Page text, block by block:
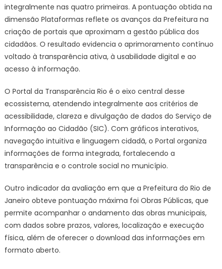
integralmente nas quatro primeiras. A pontuação obtida na
dimensão Plataformas reflete os avanços da Prefeitura na
criação de portais que aproximam a gestão pública dos
cidadãos. O resultado evidencia o aprimoramento contínuo
voltado à transparência ativa, à usabilidade digital e ao
acesso à informação.
O Portal da Transparência Rio é o eixo central desse
ecossistema, atendendo integralmente aos critérios de
acessibilidade, clareza e divulgação de dados do Serviço de
Informação ao Cidadão (SIC). Com gráficos interativos,
navegação intuitiva e linguagem cidadã, o Portal organiza
informações de forma integrada, fortalecendo a
transparência e o controle social no município.
Outro indicador da avaliação em que a Prefeitura do Rio de
Janeiro obteve pontuação máxima foi Obras Públicas, que
permite acompanhar o andamento das obras municipais,
com dados sobre prazos, valores, localização e execução
física, além de oferecer o download das informações em
formato aberto.